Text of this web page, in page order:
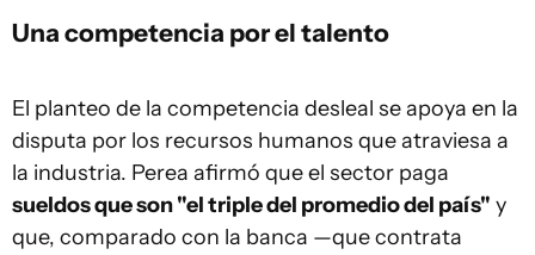
Una competencia por el talento
El planteo de la competencia desleal se apoya en la
disputa por los recursos humanos que atraviesa a
la industria. Perea afirmó que el sector paga
sueldos que son "el triple del promedio del país" y
que, comparado con la banca —que contrata